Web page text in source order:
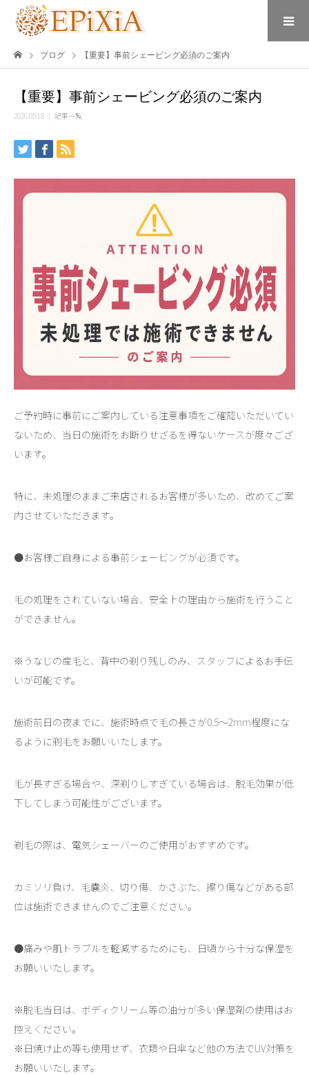
ブログ 【重要】事前シェービング必須のご案内
【重要】事前シェービング必須のご案内
2026.05.18 記事一覧
ご予約時に事前にご案内している注意事項をご確認いただいてい
ないため、当日の施術をお断りせざるを得ないケースが度々ござ
います。
特に、未処理のままご来店されるお客様が多いため、改めてご案
内させていただきます。
●お客様ご自身による事前シェービングが必須です。
毛の処理をされていない場合、安全上の理由から施術を行うこと
ができません。
※うなじの産毛と、背中の剃り残しのみ、スタッフによるお手伝
いが可能です。
施術前日の夜までに、施術時点で毛の長さが0.5～2mm程度にな
るように剃毛をお願いいたします。
毛が長すぎる場合や、深剃りしすぎている場合は、脱毛効果が低
下してしまう可能性がございます。
剃毛の際は、電気シェーバーのご使用がおすすめです。
カミソリ負け、毛嚢炎、切り傷、かさぶた、擦り傷などがある部
位は施術できませんのでご注意ください。
●痛みや肌トラブルを軽減するためにも、日頃から十分な保湿を
お願いいたします。
※脱毛当日は、ボディクリーム等の油分が多い保湿剤の使用はお
控えください。
※日焼け止め等も使用せず、衣類や日傘など他の方法でUV対策を
お願いいたします。